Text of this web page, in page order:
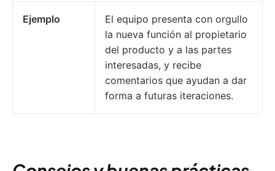
Ejemplo
El equipo presenta con orgullo
la nueva función al propietario
del producto y a las partes
interesadas, y recibe
comentarios que ayudan a dar
forma a futuras iteraciones.